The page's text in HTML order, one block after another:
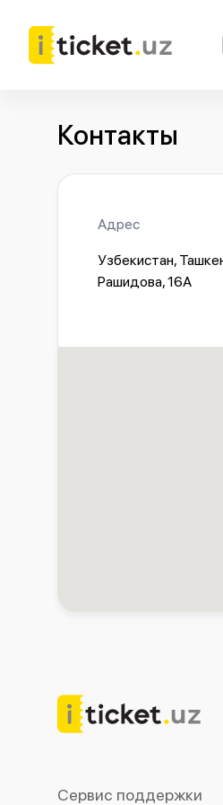
Контакты
Адрес
Узбекистан,
Рашидова, 16А
Сервис поддержки